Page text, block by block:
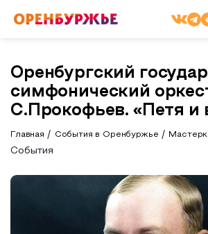
О РЕГИОНЕ
О регионе
Бузулук и Бузулукский район
Соль-Илецкий район
МОЙ МАРШРУТ
Маршруты от туроператоров
Промышленный туризм
ГДЕ ОСТАНОВИТЬСЯ
Русский(RU)
Оренбургский
симфонический
С.Прокофьев. «Петя и
Главная События в Оренбуржье
События